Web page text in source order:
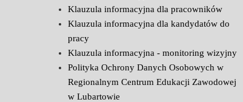
Klauzula informacyjna dla pracowników
Klauzula informacyjna dla kandydatów do
pracy
Klauzula informacyjna - monitoring wizyjny
Polityka Ochrony Danych Osobowych w
Regionalnym Centrum Edukacji Zawodowej
w Lubartowie